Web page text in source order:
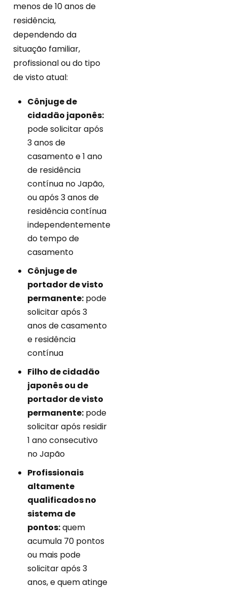
menos de 10 anos de
residência,
dependendo da
situação familiar,
profissional ou do tipo
de visto atual:
Cônjuge de
cidadão japonês:
pode solicitar após
3 anos de
casamento e 1 ano
de residência
contínua no Japão,
ou após 3 anos de
residência contínua
independentemente
do tempo de
casamento
Cônjuge de
portador de visto
permanente: pode
solicitar após 3
anos de casamento
e residência
contínua
Filho de cidadão
japonês ou de
portador de visto
permanente: pode
solicitar após residir
1 ano consecutivo
no Japão
Profissionais
altamente
qualificados no
sistema de
pontos:quem
acumula 70 pontos
ou mais pode
solicitar após 3
anos, e quem atinge